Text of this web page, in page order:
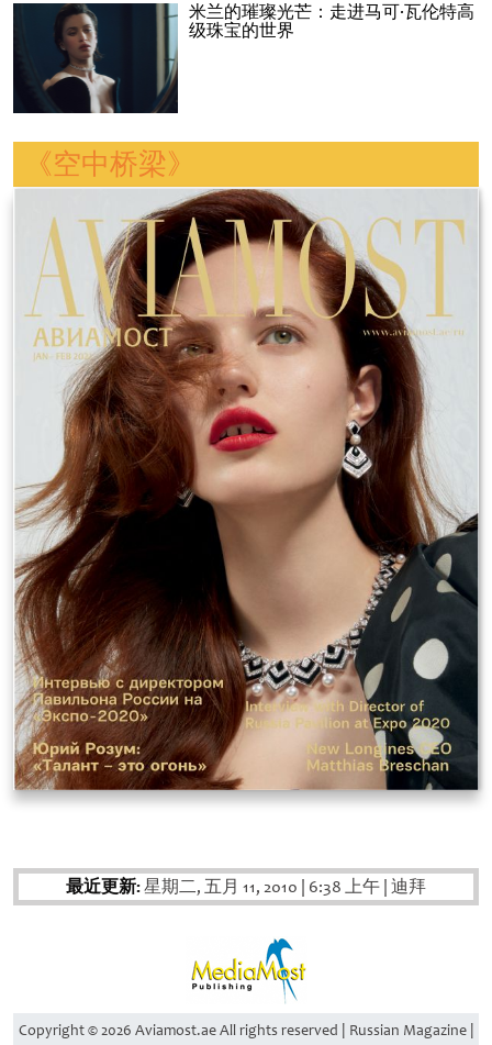
米兰的璀璨光芒：走进马可·瓦伦特高
级珠宝的世界
《空中桥梁》
最近更新:星期二, 五月 11, 2010 6:38 上午 迪拜
Copyright © 2026 Aviamost.ae All rights reserved | Russian Magazine |